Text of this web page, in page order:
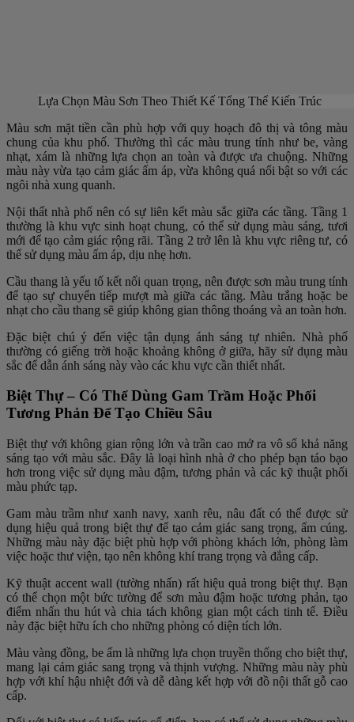
Lựa Chọn Màu Sơn Theo Thiết Kế Tổng Thể Kiến Trúc
Màu sơn mặt tiền cần phù hợp với quy hoạch đô thị và tông màu
chung của khu phố. Thường thì các màu trung tính như be, vàng
nhạt, xám là những lựa chọn an toàn và được ưa chuộng. Những
màu này vừa tạo cảm giác ấm áp, vừa không quá nổi bật so với các
ngôi nhà xung quanh.
Nội thất nhà phố nên có sự liên kết màu sắc giữa các tầng. Tầng 1
thường là khu vực sinh hoạt chung, có thể sử dụng màu sáng, tươi
mới để tạo cảm giác rộng rãi. Tầng 2 trở lên là khu vực riêng tư, có
thể sử dụng màu ấm áp, dịu nhẹ hơn.
Cầu thang là yếu tố kết nối quan trọng, nên được sơn màu trung tính
để tạo sự chuyển tiếp mượt mà giữa các tầng. Màu trắng hoặc be
nhạt cho cầu thang sẽ giúp không gian thông thoáng và an toàn hơn.
Đặc biệt chú ý đến việc tận dụng ánh sáng tự nhiên. Nhà phố
thường có giếng trời hoặc khoảng không ở giữa, hãy sử dụng màu
sắc để dẫn ánh sáng này vào các khu vực cần thiết nhất.
Biệt Thự – Có Thể Dùng Gam Trầm Hoặc Phối
Tương Phản Để Tạo Chiều Sâu
Biệt thự với không gian rộng lớn và trần cao mở ra vô số khả năng
sáng tạo với màu sắc. Đây là loại hình nhà ở cho phép bạn táo bạo
hơn trong việc sử dụng màu đậm, tương phản và các kỹ thuật phối
màu phức tạp.
Gam màu trầm như xanh navy, xanh rêu, nâu đất có thể được sử
dụng hiệu quả trong biệt thự để tạo cảm giác sang trọng, ấm cúng.
Những màu này đặc biệt phù hợp với phòng khách lớn, phòng làm
việc hoặc thư viện, tạo nên không khí trang trọng và đẳng cấp.
Kỹ thuật accent wall (tường nhấn) rất hiệu quả trong biệt thự. Bạn
có thể chọn một bức tường để sơn màu đậm hoặc tương phản, tạo
điểm nhấn thu hút và chia tách không gian một cách tinh tế. Điều
này đặc biệt hữu ích cho những phòng có diện tích lớn.
Màu vàng đồng, be ấm là những lựa chọn truyền thống cho biệt thự,
mang lại cảm giác sang trọng và thịnh vượng. Những màu này phù
hợp với khí hậu nhiệt đới và dễ dàng kết hợp với đồ nội thất gỗ cao
cấp.